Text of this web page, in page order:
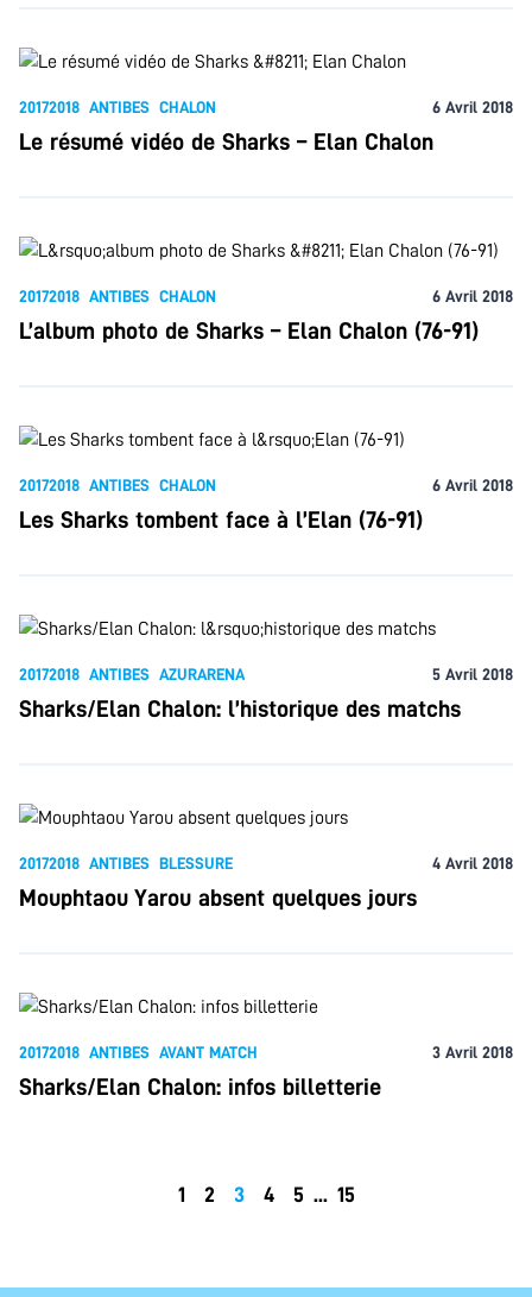
20172018 ANTIBES CHALON 6 Avril 2018
Le résumé vidéo de Sharks – Elan Chalon
20172018 ANTIBES CHALON 6 Avril 2018
L’album photo de Sharks – Elan Chalon (76-91)
20172018 ANTIBES CHALON 6 Avril 2018
Les Sharks tombent face à l’Elan (76-91)
20172018 ANTIBES AZURARENA 5 Avril 2018
Sharks/Elan Chalon: l’historique des matchs
20172018 ANTIBES BLESSURE 4 Avril 2018
Mouphtaou Yarou absent quelques jours
20172018 ANTIBES AVANT MATCH 3 Avril 2018
Sharks/Elan Chalon: infos billetterie
1 2 3 4 5 ... 15